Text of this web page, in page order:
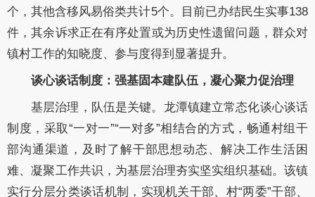
个，其他含移风易俗类共计5个。目前已办结民生实事138
件，其余诉求正在有序处置或为历史性遗留问题，群众对
镇村工作的知晓度、参与度得到显著提升。
谈心谈话制度：强基固本建队伍，凝心聚力促治理
基层治理，队伍是关键。龙潭镇建立常态化谈心谈话
制度，采取“一对一”“一对多”相结合的方式，畅通村组干
部沟通渠道，及时了解干部思想动态、解决工作生活困
难、凝聚工作共识，为基层治理夯实坚实组织基础。该镇
实行分层分类谈话机制，实现机关干部、村“两委”干部、